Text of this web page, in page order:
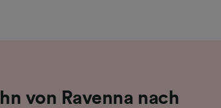
von Ravenna nach